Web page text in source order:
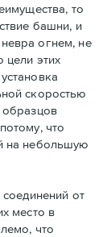
то
башни, и
огнем, не
этих
скоростью
образцов
что
на небольшую
от
место в
что